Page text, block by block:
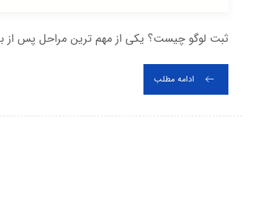
ثبت لوگو چیست؟ یکی از مهم ترین مراحل پس از
ادامه مطلب